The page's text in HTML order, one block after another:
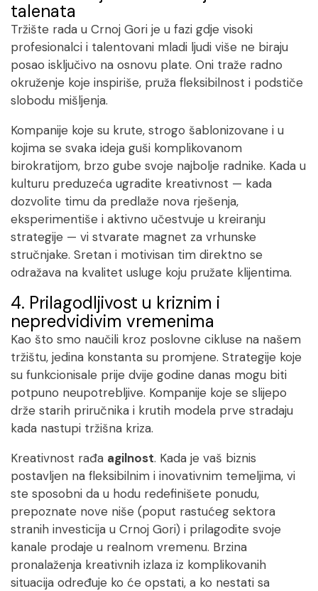
talenata
Tržište rada u Crnoj Gori je u fazi gdje visoki
profesionalci i talentovani mladi ljudi više ne biraju
posao isključivo na osnovu plate. Oni traže radno
okruženje koje inspiriše, pruža fleksibilnost i podstiče
slobodu mišljenja.
Kompanije koje su krute, strogo šablonizovane i u
kojima se svaka ideja guši komplikovanom
birokratijom, brzo gube svoje najbolje radnike. Kada u
kulturu preduzeća ugradite kreativnost — kada
dozvolite timu da predlaže nova rješenja,
eksperimentiše i aktivno učestvuje u kreiranju
strategije — vi stvarate magnet za vrhunske
stručnjake. Sretan i motivisan tim direktno se
odražava na kvalitet usluge koju pružate klijentima.
4. Prilagodljivost u kriznim i
nepredvidivim vremenima
Kao što smo naučili kroz poslovne cikluse na našem
tržištu, jedina konstanta su promjene. Strategije koje
su funkcionisale prije dvije godine danas mogu biti
potpuno neupotrebljive. Kompanije koje se slijepo
drže starih priručnika i krutih modela prve stradaju
kada nastupi tržišna kriza.
Kreativnost rađa agilnost. Kada je vaš biznis
postavljen na fleksibilnim i inovativnim temeljima, vi
ste sposobni da u hodu redefinišete ponudu,
prepoznate nove niše (poput rastućeg sektora
stranih investicija u Crnoj Gori) i prilagodite svoje
kanale prodaje u realnom vremenu. Brzina
pronalaženja kreativnih izlaza iz komplikovanih
situacija određuje ko će opstati, a ko nestati sa